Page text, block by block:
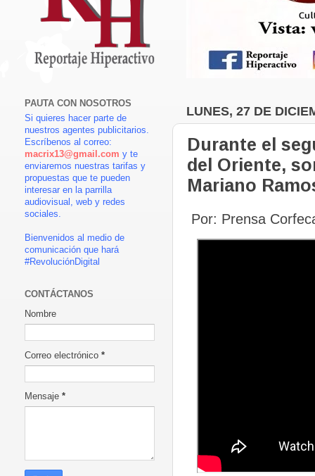
LUNES, 27 DE
Durante el
del Oriente,
Mariano
Por: Prensa
PAUTA CON NOSOTROS
Si quieres hacer parte de
nuestros agentes publicitarios.
Escríbenos al correo:
macrix13@gmail.com y te
enviaremos nuestras tarifas y
propuestas que te pueden
interesar en la parrilla
audiovisual, web y redes
sociales.
Bienvenidos al medio de
comunicación que hará
#RevoluciónDigital
CONTÁCTANOS
Nombre
Correo electrónico *
Mensaje *